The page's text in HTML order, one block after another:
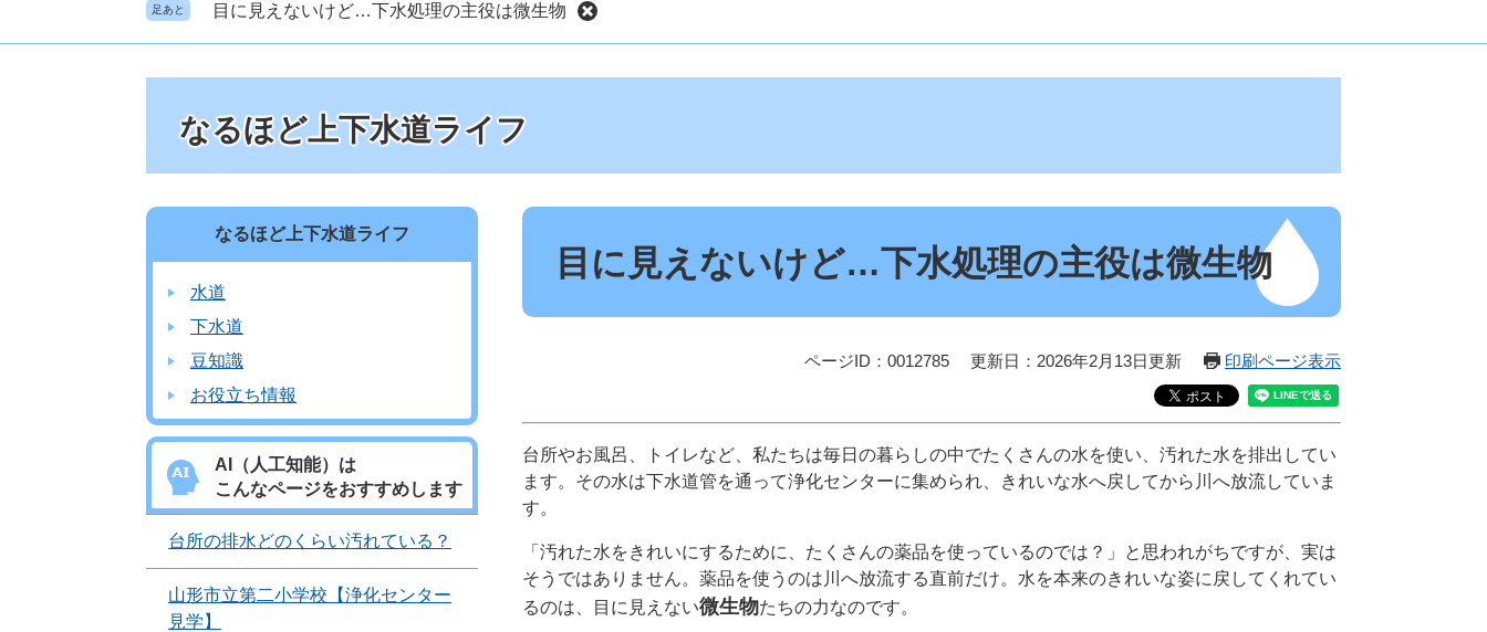
足あと 目に見えないけど…下水処理の主役は微生物
なるほど上下水道ライフ
本
目に見えないけど…下水処理の主役は微生物
ページID：0012785 更新日：2026年2月13日更新 印刷ページ表示
台所やお風呂、トイレなど、私たちは毎日の暮らしの中でたくさんの水を使い、汚れた水を排出してい
ます。その水は下水道管を通って浄化センターに集められ、きれいな水へ戻してから川へ放流していま
す。
「汚れた水をきれいにするために、たくさんの薬品を使っているのでは？」と思われがちですが、実は
そうではありません。薬品を使うのは川へ放流する直前だけ。水を本来のきれいな姿に戻してくれてい
るのは、目に見えない微生物たちの力なのです。
なるほど上下水道ライフ
水道
下水道
豆知識
お役立ち情報
AI（人工知能）は
こんなページをおすすめします
台所の排水どのくらい汚れている？
山形市立第二小学校【浄化センター
見学】